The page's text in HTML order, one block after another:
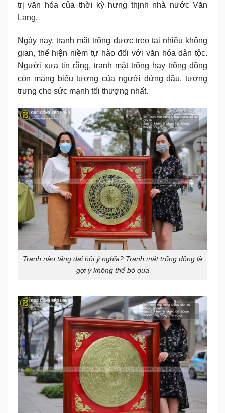
trị văn hóa của thời kỳ hưng thịnh nhà nước Văn
Lang.
Ngày nay, tranh mặt trống được treo tại nhiều không
gian, thể hiện niềm tự hào đối với văn hóa dân tộc.
Người xưa tin rằng, tranh mặt trống hay trống đồng
còn mang biểu tượng của người đứng đầu, tượng
trưng cho sức mạnh tối thượng nhất.
Tranh nào tặng đại hội ý nghĩa? Tranh mặt trống đồng là
gợi ý không thể bỏ qua